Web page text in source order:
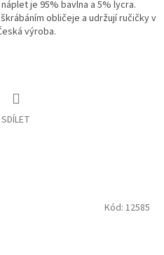
je 95% bavlna a 5% lycra.
obličeje a udržují ručičky v
výroba.
SDÍLET
Kód: 12585